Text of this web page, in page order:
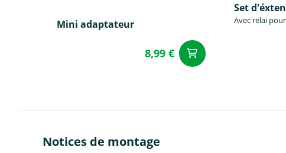
Mini adaptateur
8,99 €
Set
Avec relai
Notices de montage